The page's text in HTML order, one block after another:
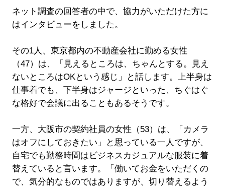
ネット調査の回答者の中で、協力がいただけた方に
はインタビューをしました。
その1人、東京都内の不動産会社に勤める女性
（47）は、「見えるところは、ちゃんとする。見え
ないところはOKという感じ」と話します。上半身は
仕事着でも、下半身はジャージといった、ちぐはぐ
な格好で会議に出ることもあるそうです。
一方、大阪市の契約社員の女性（53）は、「カメラ
はオフにしておきたい」と思っている一人ですが、
自宅でも勤務時間はビジネスカジュアルな服装に着
替えていると言います。「働いてお金をいただくの
で、気分的なものではありますが、切り替えるよう